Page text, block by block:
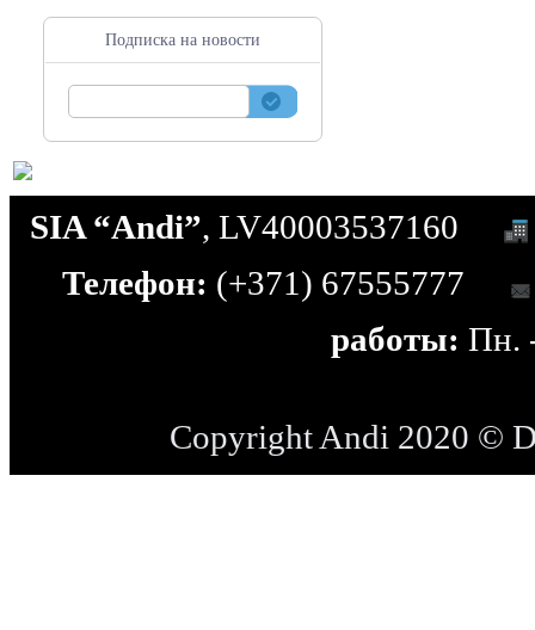
Подписка на новости
SIA “Andi”, LV40003537160
Телефон: (+371) 67555777
работы: Пн.
Copyright Andi 2020 ©